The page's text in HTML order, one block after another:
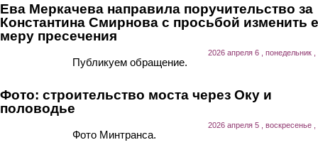
Ева Меркачева направила поручительство за
Константина Смирнова с просьбой изменить
меру пресечения
2026 апреля 6 , понедельник ,
Публикуем обращение.
Фото: строительство моста через Оку и
половодье
2026 апреля 5 , воскресенье ,
Фото Минтранса.